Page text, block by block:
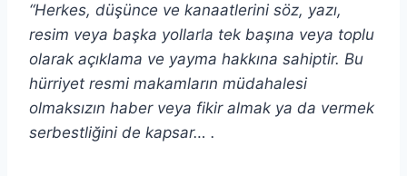
“Herkes, düşünce ve kanaatlerini söz, yazı,
resim veya başka yollarla tek başına veya toplu
olarak açıklama ve yayma hakkına sahiptir. Bu
hürriyet resmi makamların müdahalesi
olmaksızın haber veya fikir almak ya da vermek
serbestliğini de kapsar… .